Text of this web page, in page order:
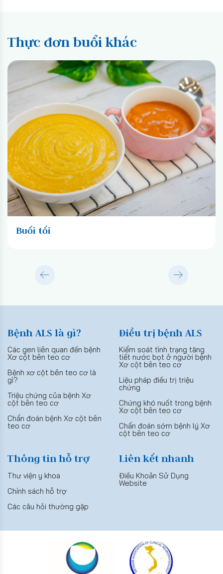
Thực đơn buổi khác
Buổi tối
Bệnh ALS là gì?
Các gen liên quan đến bệnh
Xơ cột bên teo cơ
Bệnh xơ cột bên teo cơ là
gì?
Triệu chứng của bệnh Xơ
cột bên teo cơ
Chẩn đoán bệnh Xơ cột bên
teo cơ
Điều trị bệnh ALS
Kiểm soát tình trạng tăng
tiết nước bọt ở người bệnh
Xơ cột bên teo cơ
Liệu pháp điều trị triệu
chứng
Chứng khó nuốt trong bệnh
Xơ cột bên teo cơ
Chẩn đoán sớm bệnh lý Xơ
cột bên teo cơ
Thông tin hỗ trợ
Thư viện y khoa
Chính sách hỗ trợ
Các câu hỏi thường gặp
Liên kết nhanh
Điều Khoản Sử Dụng
Website